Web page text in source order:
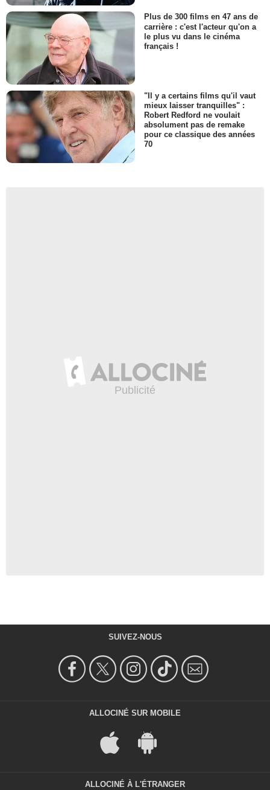
Plus de 300 films en 47 ans de
carrière : c'est l'acteur qu'on a
le plus vu dans le cinéma
français !
"Il y a certains films qu'il vaut
mieux laisser tranquilles" :
Robert Redford ne voulait
absolument pas de remake
pour ce classique des années
70
SUIVEZ-NOUS
ALLOCINÉ SUR MOBILE
ALLOCINÉ À L'ÉTRANGER